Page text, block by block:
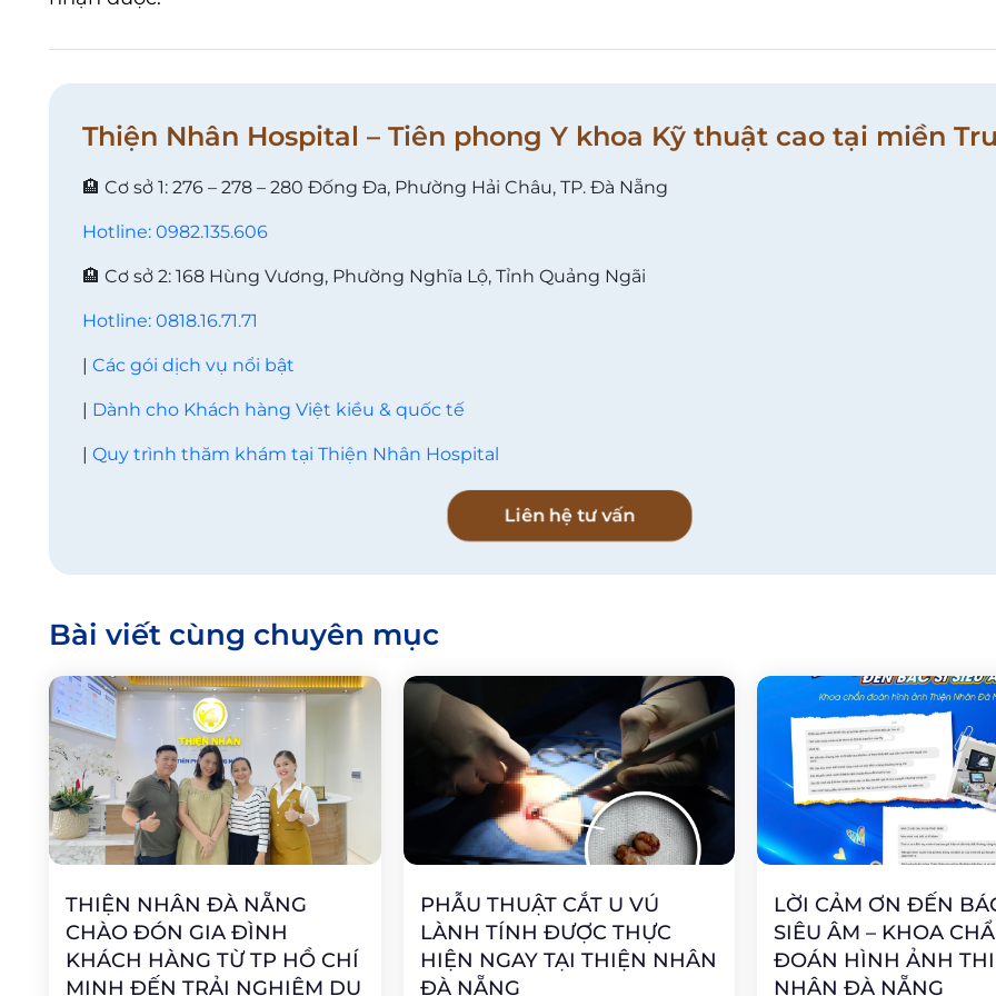
Thiện Nhân Hospital – Tiên phong Y khoa Kỹ thuật cao tại miền
🏨 Cơ sở 1: 276 – 278 – 280 Đống Đa, Phường Hải Châu, TP. Đà Nẵng
Hotline: 0982.135.606
🏨 Cơ sở 2: 168 Hùng Vương, Phường Nghĩa Lộ, Tỉnh Quảng Ngãi
Hotline: 0818.16.71.71
| Các gói dịch vụ nổi bật
| Dành cho Khách hàng Việt kiều & quốc tế
| Quy trình thăm khám tại Thiện Nhân Hospital
Liên hệ tư vấn
Bài viết cùng chuyên mục
THIỆN NHÂN ĐÀ NẴNG
CHÀO ĐÓN GIA ĐÌNH
KHÁCH HÀNG TỪ TP HỒ CHÍ
MINH ĐẾN TRẢI NGHIỆM DU
PHẪU THUẬT CẮT U VÚ
LÀNH TÍNH ĐƯỢC THỰC
HIỆN NGAY TẠI THIỆN NHÂN
ĐÀ NẴNG
LỜI CẢM ƠN ĐẾN
SIÊU ÂM – KHOA
ĐOÁN HÌNH ẢNH
NHÂN ĐÀ NẴNG